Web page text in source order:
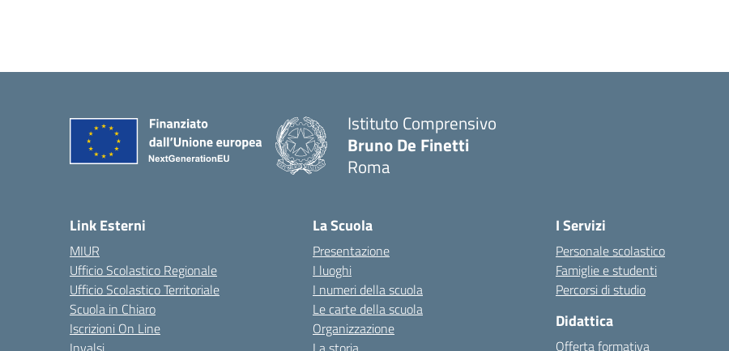
Istituto Comprensivo
Bruno De Finetti
Roma
Link Esterni
MIUR
Ufficio Scolastico Regionale
Ufficio Scolastico Territoriale
Scuola in Chiaro
Iscrizioni On Line
La Scuola
Presentazione
I luoghi
I numeri della scuola
Le carte della scuola
Organizzazione
I Servizi
Personale scolastico
Famiglie e studenti
Percorsi di studio
Didattica
Offerta formativa